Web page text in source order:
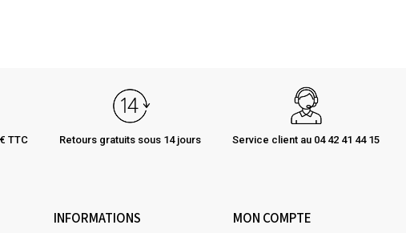
TTC Retours gratuits sous 14 jours Service client au 04 42 41 44 15
INFORMATIONS MON COMPTE